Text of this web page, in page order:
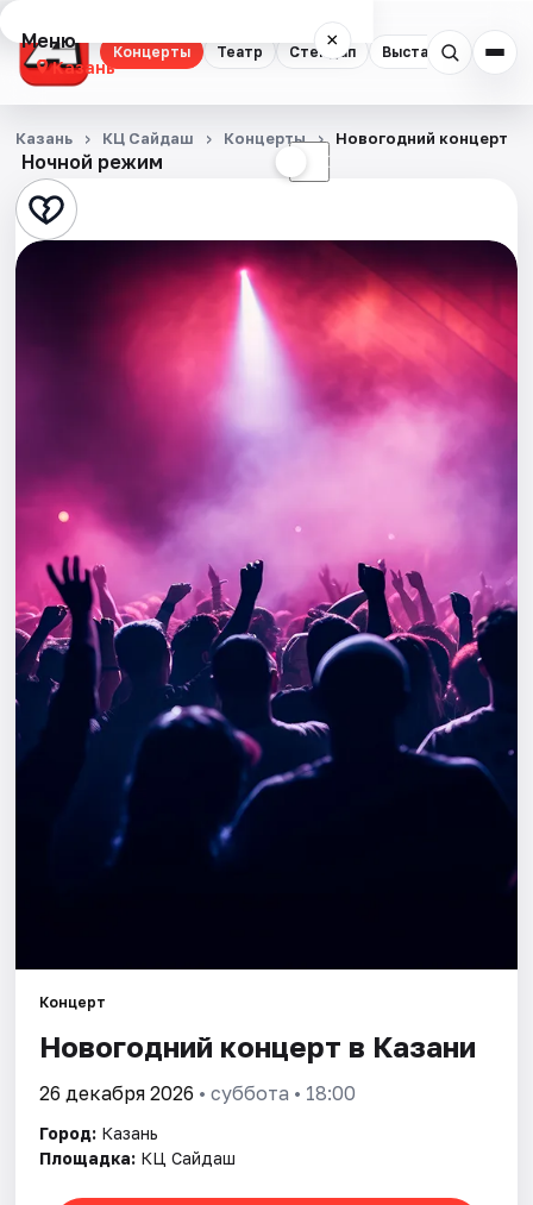
Концерты Театр Стендап Выставки
Меню ×
Казань
Концерты
Театр
Стендап
События
Города
Площадки
Артисты
Ночной режим ☾
Казань КЦ Сайдаш Концерты Новогодний концерт
Концерт
Новогодний концерт в Казани
26 декабря 2026 • суббота • 18:00
Город: Казань
Площадка: КЦ Сайдаш